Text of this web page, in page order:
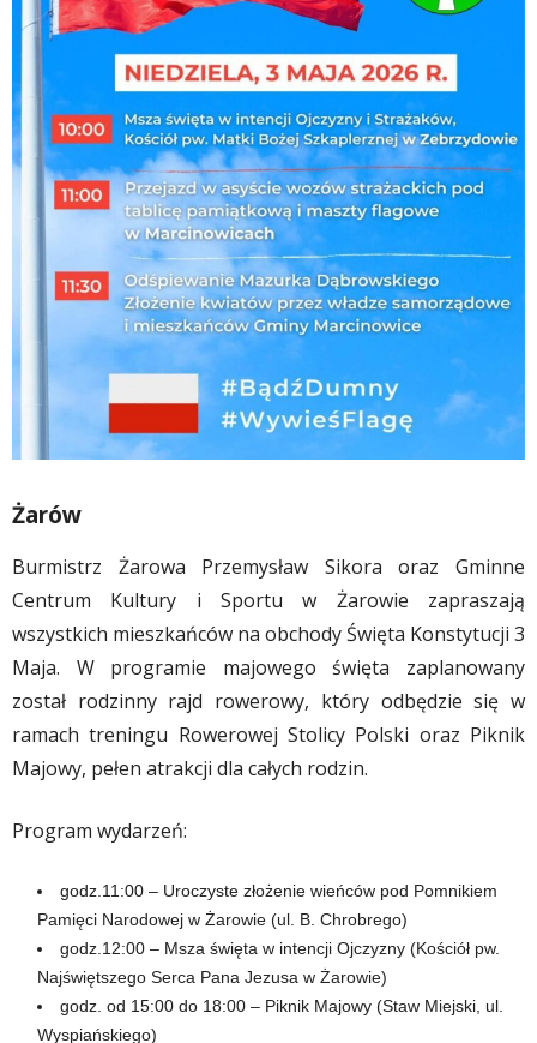
Żarów
Burmistrz Żarowa Przemysław Sikora oraz Gminne
Centrum Kultury i Sportu w Żarowie zapraszają
wszystkich mieszkańców na obchody Święta Konstytucji 3
Maja. W programie majowego święta zaplanowany
został rodzinny rajd rowerowy, który odbędzie się w
ramach treningu Rowerowej Stolicy Polski oraz Piknik
Majowy, pełen atrakcji dla całych rodzin.
Program wydarzeń:
godz.11:00 – Uroczyste złożenie wieńców pod Pomnikiem
Pamięci Narodowej w Żarowie (ul. B. Chrobrego)
godz.12:00 – Msza święta w intencji Ojczyzny (Kościół pw.
Najświętszego Serca Pana Jezusa w Żarowie)
godz. od 15:00 do 18:00 – Piknik Majowy (Staw Miejski, ul.
Wyspiańskiego)